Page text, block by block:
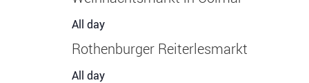
All day
Rothenburger Reiterlesmarkt
All day